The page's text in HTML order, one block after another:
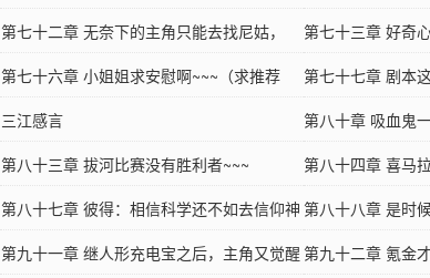
第七十二章 无奈下的主角只能去找尼姑，
呃，找古一~~~~
第七十三章 好奇
意思~~~
第七十六章 小姐姐求安慰啊~~~（求推荐
票！）
第七十七章 剧本
呢？
三江感言
第八十章 吸血鬼
第八十三章 拔河比赛没有胜利者~~~
第八十四章 喜马
殴事件~~~~
第八十七章 彼得：相信科学还不如去信仰神
明~~
第八十八章 是时
第九十一章 继人形充电宝之后，主角又觉醒 第九十二章 氪金